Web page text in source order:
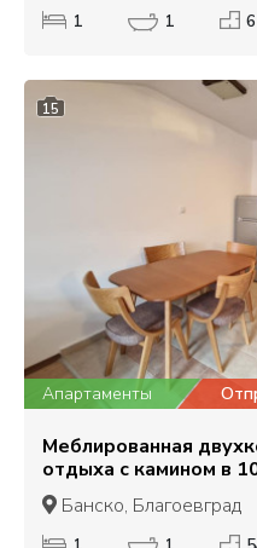
1 1
15
Апартаменты
Меблированная
отдыха с камином в
подъемника в Банско
Банско, Благоевград